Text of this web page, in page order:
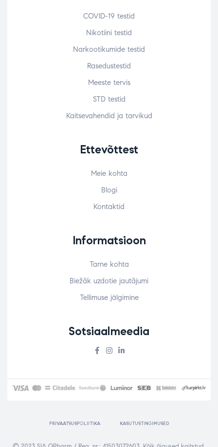
COVID-19 testid
Nikotiini testid
Narkootikumide testid
Rasedustestid
Meeste tervis
STD testid
Kaitsevahendid ja tarvikud
Ettevõttest
Meie kohta
Blogi
Kontaktid
Informatsioon
Tarne kohta
Biežāk uzdotie jautājumi
Tellimuse jälgimine
Sotsiaalmeedia
PRIVAATSUSPOLIITIKA KASUTUSTINGIMUSED